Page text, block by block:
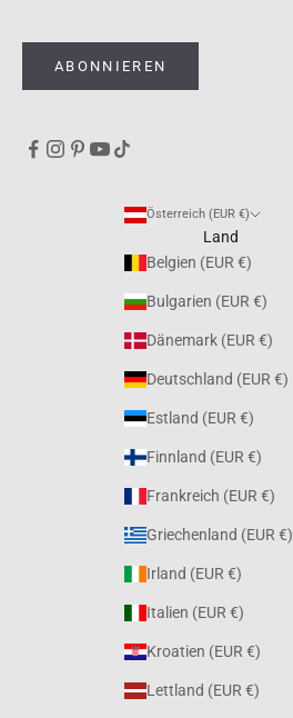
ABONNIEREN
Österreich (EUR €)
Land
Belgien (EUR €)
Bulgarien (EUR €)
Dänemark (EUR €)
Deutschland (EUR €)
Estland (EUR €)
Finnland (EUR €)
Frankreich (EUR €)
Griechenland (EUR €)
Irland (EUR €)
Italien (EUR €)
Kroatien (EUR €)
Lettland (EUR €)